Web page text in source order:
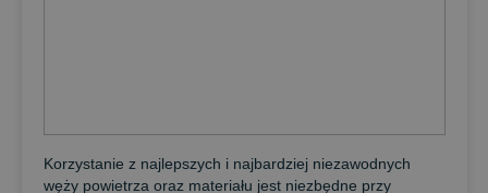
Korzystanie z najlepszych i najbardziej niezawodnych
węży powietrza oraz materiału jest niezbędne przy